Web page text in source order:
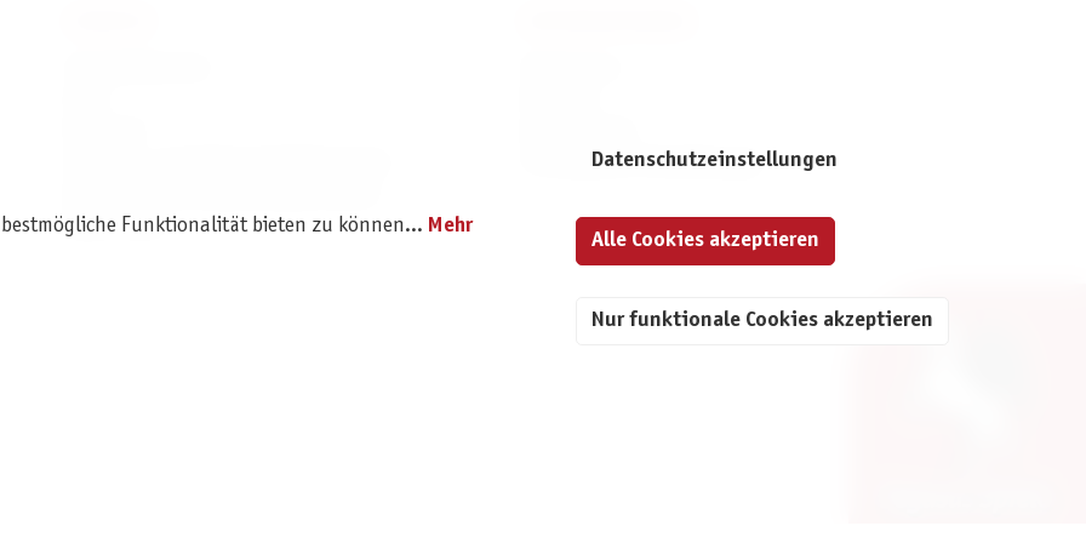
B2B Portal
Privatsphäre-Einstellungen
bestmögliche Funktionalität bieten zu können... Mehr
Datenschutzeinstellungen
Nur funktionale Cookies akzeptieren
Alle Cookies akzeptieren